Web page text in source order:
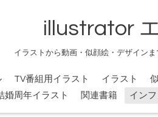
illustrator
イラストから動画・似顔絵・デザイン
TV番組用イラスト イラスト
婚周年イラスト
関連書籍 イン